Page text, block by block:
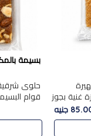
غنية بجوز
بلمسه ذهبية وتتميز بقوامها
يشبه
جنيه
بسيمة
حلوى
قوام
الغنية،
اللوز
مزيج